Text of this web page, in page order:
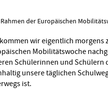
der Europäischen
wir eigentlich morgens
Mobilitätswoche
Schülerinnen und
unsere täglichen
ist.